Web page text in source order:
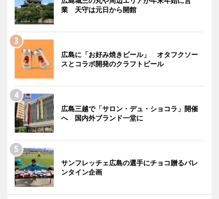
業 天守は元日から開館
広島に「お好み焼きビール」 オタフクソー
スとコラボ開発のクラフトビール
広島三越で「サロン・デュ・ショコラ」開催
へ 国内外ブランド一堂に
サンフレッチェ広島の選手にチョコ贈るバレ
ンタイン企画